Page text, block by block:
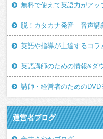
無料で使えて英語力がアッ
脱！カタカナ発音 音声講
英語や指導が上達するコラ
英語講師のための情報&ダ
講師・経営者のためのDVD
運営者ブログ